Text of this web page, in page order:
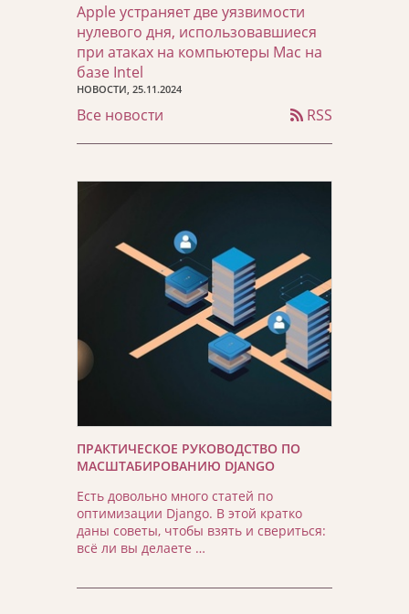
Apple устраняет две уязвимости
нулевого дня, использовавшиеся
при атаках на компьютеры Mac на
базе Intel
НОВОСТИ, 25.11.2024
Все новости RSS
ПРАКТИЧЕСКОЕ РУКОВОДСТВО ПО
МАСШТАБИРОВАНИЮ DJANGO
Есть довольно много статей по
оптимизации Django. В этой кратко
даны советы, чтобы взять и свериться:
всё ли вы делаете …